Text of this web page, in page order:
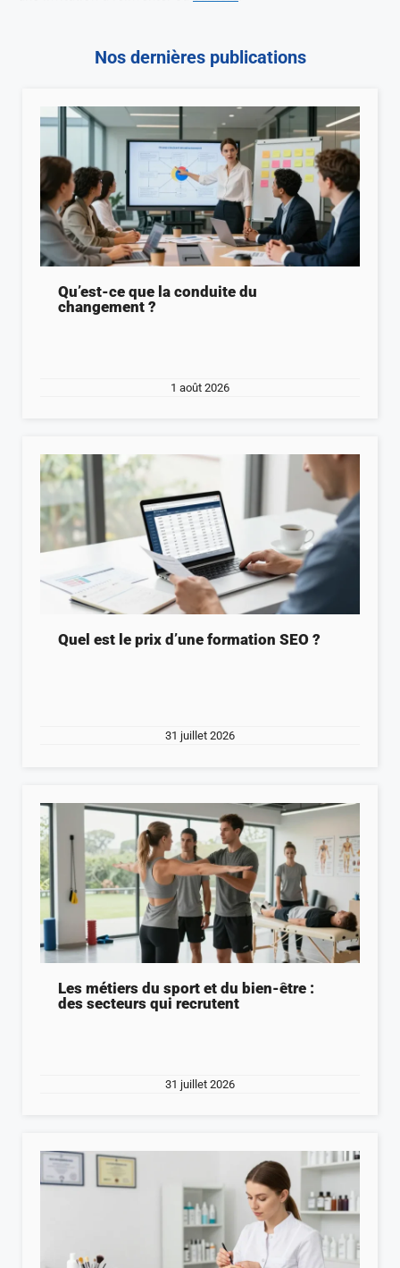
Nos dernières publications
Qu’est-ce que la conduite du
changement ?
1 août 2026
Quel est le prix d’une formation SEO ?
31 juillet 2026
Les métiers du sport et du bien-être :
des secteurs qui recrutent
31 juillet 2026